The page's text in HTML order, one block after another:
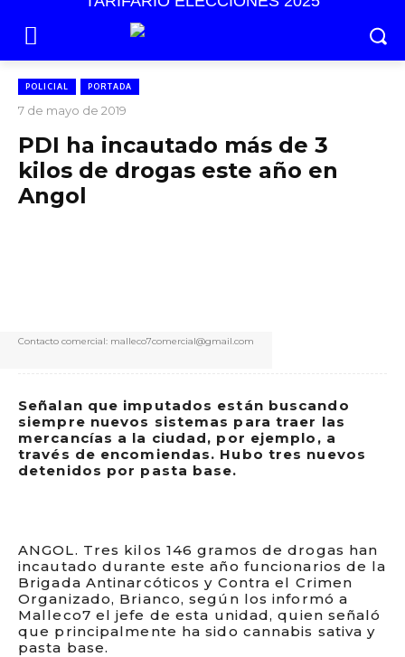
POLICIAL PORTADA
7 de mayo de 2019
PDI ha incautado más de 3
kilos de drogas este año en
Angol
Contacto comercial: malleco7comercial@gmail.com
Señalan que imputados están buscando
siempre nuevos sistemas para traer las
mercancías a la ciudad, por ejemplo, a
través de encomiendas. Hubo tres nuevos
detenidos por pasta base.
ANGOL. Tres kilos 146 gramos de drogas han
incautado durante este año funcionarios de la
Brigada Antinarcóticos y Contra el Crimen
Organizado, Brianco, según los informó a
Malleco7 el jefe de esta unidad, quien señaló
que principalmente ha sido cannabis sativa y
pasta base.